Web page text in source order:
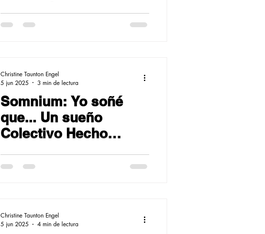
Mayores
Somnium: Yo soñé
que... Un sueño
Colectivo Hecho
Christine Taunton Engel
5 jun 2025
3 min de lectura
Christine Taunton Engel
5 jun 2025
4 min de lectura